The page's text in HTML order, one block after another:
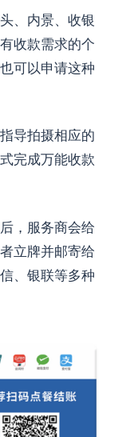
、内景、收银
收款需求的个
可以申请这种
导拍摄相应的
完成万能收款
，服务商会给
立牌并邮寄给
、银联等多种